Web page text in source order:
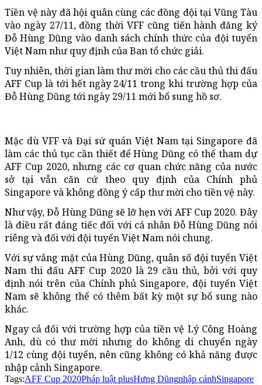
Tiền vệ này đã hội quân cùng các đồng đội tại Vũng Tàu
vào ngày 27/11, đồng thời VFF cũng tiến hành đăng ký
Đỗ Hùng Dũng vào danh sách chính thức của đội tuyển
Việt Nam như quy định của Ban tổ chức giải.
Tuy nhiên, thời gian làm thư mời cho các cầu thủ thi đấu
AFF Cup là tới hết ngày 24/11 trong khi trường hợp của
Đỗ Hùng Dũng tới ngày 29/11 mới bổ sung hồ sơ.
Mặc dù VFF và Đại sứ quán Việt Nam tại Singapore đã
làm các thủ tục cần thiết để Hùng Dũng có thể tham dự
AFF Cup 2020, nhưng các cơ quan chức năng của nước
sở tại vẫn căn cứ theo quy định của Chính phủ
Singapore và không đồng ý cấp thư mời cho tiền vệ này.
Như vậy, Đỗ Hùng Dũng sẽ lỡ hẹn với AFF Cup 2020. Đây
là điều rất đáng tiếc đối với cá nhân Đỗ Hùng Dũng nói
riêng và đối với đội tuyển Việt Nam nói chung.
Với sự vắng mặt của Hùng Dũng, quân số đội tuyển Việt
Nam thi đấu AFF Cup 2020 là 29 cầu thủ, bởi với quy
định nói trên của Chính phủ Singapore, đội tuyển Việt
Nam sẽ không thể có thêm bất kỳ một sự bổ sung nào
khác.
Ngay cả đối với trường hợp của tiền vệ Lý Công Hoàng
Anh, dù có thư mời nhưng do không di chuyển ngày
1/12 cùng đội tuyển, nên cũng không có khả năng được
nhập cảnh Singapore.
Tags:AFF Cup 2020Pháp luật plusHưng Dũngnhập cảnhSingapore